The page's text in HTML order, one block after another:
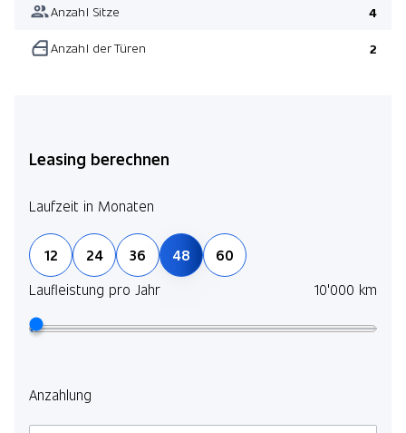
Pack Comfort
Pack Technology
Anzahl Sitze 4
Anzahl der Türen 2
Leasing berechnen
Laufzeit in Monaten
12 24 36 48
60
Laufleistung pro Jahr
10'000 km
Anzahlung